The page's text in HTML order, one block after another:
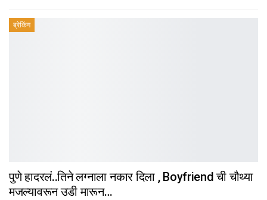
ब्रेकिंग
पुणे हादरलं..तिने लग्नाला नकार दिला , Boyfriend ची चौथ्या
मजल्यावरून उडी मारून…